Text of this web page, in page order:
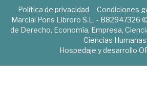
Política de privacidad Condiciones
Marcial Pons Librero S.L. - B82947326
de Derecho, Economía, Empresa,
Ciencias Humanas
Hospedaje y desarrollo